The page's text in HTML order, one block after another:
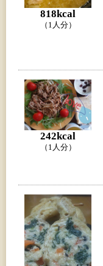
818kcal
（1人分）
242kcal
（1人分）